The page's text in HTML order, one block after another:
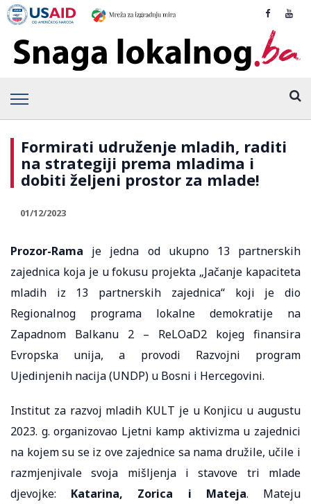
Formirati udruženje mladih, raditi
na strategiji prema mladima i
dobiti željeni prostor za mlade!
01/12/2023
Prozor-Rama je jedna od ukupno 13 partnerskih
zajednica koja je u fokusu projekta „Jačanje kapaciteta
mladih iz 13 partnerskih zajednica“ koji je dio
Regionalnog programa lokalne demokratije na
Zapadnom Balkanu 2 – ReLOaD2 kojeg finansira
Evropska unija, a provodi Razvojni program
Ujedinjenih nacija (UNDP) u Bosni i Hercegovini.
Institut za razvoj mladih KULT je u Konjicu u augustu
2023. g. organizovao Ljetni kamp aktivizma u zajednici
na kojem su se iz ove zajednice sa nama družile, učile i
razmjenjivale svoja mišljenja i stavove tri mlade
djevojke: Katarina, Zorica i Mateja. Mateju